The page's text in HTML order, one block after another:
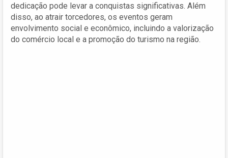
dedicação pode levar a conquistas significativas. Além
disso, ao atrair torcedores, os eventos geram
envolvimento social e econômico, incluindo a valorização
do comércio local e a promoção do turismo na região.